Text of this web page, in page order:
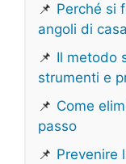
📌 Perché si
angoli di
📌 Il metodo
strumenti e
📌 Come
passo
📌 Prevenire